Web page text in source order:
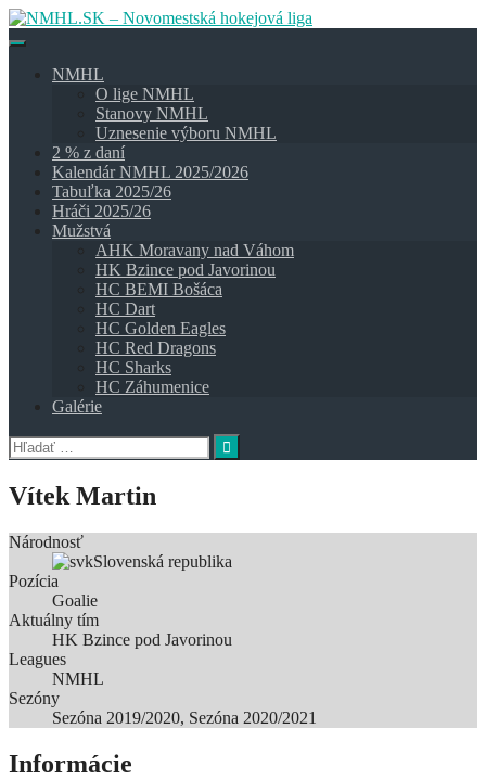
Skip
to
NMHL
O lige NMHL
Stanovy NMHL
Uznesenie výboru NMHL
2 % z daní
Kalendár NMHL 2025/2026
Tabuľka 2025/26
Hráči 2025/26
Mužstvá
AHK Moravany nad Váhom
HK Bzince pod Javorinou
HC BEMI Bošáca
HC Dart
HC Golden Eagles
HC Red Dragons
HC Sharks
HC Záhumenice
Galérie
Hľadať:
Vítek Martin
Národnosť
Slovenská republika
Pozícia
Goalie
Aktuálny tím
HK Bzince pod Javorinou
Leagues
NMHL
Sezóny
Sezóna 2019/2020, Sezóna 2020/2021
Informácie